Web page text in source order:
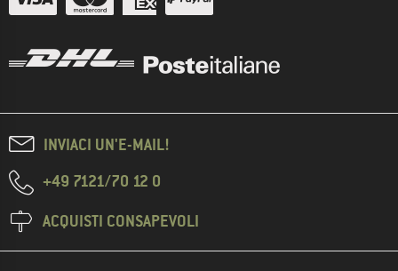
INVIACI UN'E-MAIL!
+49 7121/70 12 0
ACQUISTI CONSAPEVOLI